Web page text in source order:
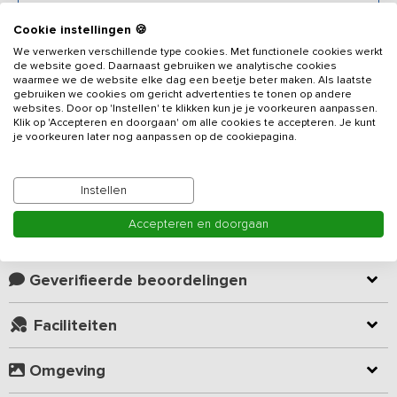
Beschrijving
In alle rust even weg van de hectiek van de stad of kantoor.
Dijken, slootjes, riet, molens en weilanden; deze stijlvolle, luxe
vergaderlocatie is gelegen in dit inspirerende polderlandschap aan
een meerdaags verblijf van optimale privacy te genieten, beschikt
deze accommodatie over 10 zeer ruime slaapkamers en wordt
uitsluitend aan een groep verhuurd.
Op de begane grond zijn er meerdere break outrooms te vinden.
Naast de grote vergaderzaal (los bij te boeken tegen meerprijs) op
ruimte en de tuinkamer georganiseerd worden. De accommodatie
is bij uitstek geschikt voor meerdaagse trainingen, MT
vergaderingen, teambuildingdagen of workshops. Uitstekende WiFi,
een flipover en een XXL TV-scherm met HDMI-verbinding (ook als
presentatiescherm te gebruiken).
Lees meer
Kamer indeling
Geverifieerde beoordelingen
Faciliteiten
Omgeving
Cookie instellingen 🍪
We verwerken verschillende type cookies. Met functionele cookies werkt
de website goed. Daarnaast gebruiken we analytische cookies
waarmee we de website elke dag een beetje beter maken. Als laatste
gebruiken we cookies om gericht advertenties te tonen op andere
websites. Door op 'Instellen' te klikken kun je je voorkeuren aanpassen.
Klik op 'Accepteren en doorgaan' om alle cookies te accepteren. Je kunt
je voorkeuren later nog aanpassen op de cookiepagina.
Instellen
Accepteren en doorgaan